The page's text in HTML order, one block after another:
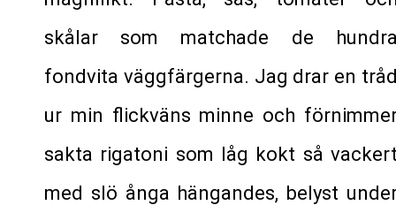
skålar som matchade de
fondvita väggfärgerna. Jag drar en
ur min flickväns minne och
sakta rigatoni som låg kokt så
med slö ånga hängandes, belyst